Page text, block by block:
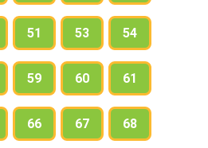
51 53 54
59 60 61
66 67 68